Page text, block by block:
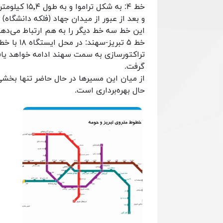
و بعد از عبور از میدان جهاد (فلکه
این خط سه خط دیگر را به هم ارتباط
خط ۵
تراکتورسازی به سمت سهند ادامه خواهد
گرفت.
حال بهره‌برداری است.